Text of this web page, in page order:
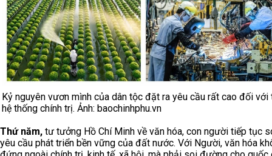
Kỷ nguyên vươn mình của dân tộc đặt ra yêu cầu rất cao đối với
hệ thống chính trị. Ảnh: baochinhphu.vn
Thứ năm, tư tưởng Hồ Chí Minh về văn hóa, con người tiếp tục
yêu cầu phát triển bền vững của đất nước. Với Người, văn hóa